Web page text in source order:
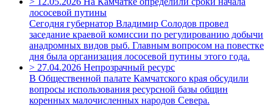
лососевой путины
Сегодня губернатор Владимир Солодов провел
заседание краевой комиссии по регулированию добычи
анадромных видов рыб. Главным вопросом на повестке
дня была организация лососевой путины этого года.
> 27.04.2026 Непрозрачный ресурс
В Общественной палате Камчатского края обсудили
вопросы использования ресурсной базы общин
коренных малочисленных народов Севера.